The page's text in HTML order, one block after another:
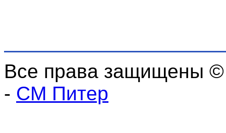
Все права защищены
- СМ Питер